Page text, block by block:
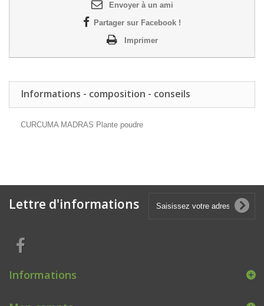
Envoyer à un ami
Partager sur Facebook !
Imprimer
Informations - composition - conseils
CURCUMA MADRAS Plante poudre
Lettre d'informations
Informations